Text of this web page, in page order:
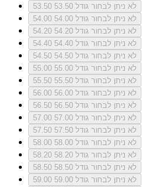
53.50
לא ניתן לבחור גודל 53.50
54.00
לא ניתן לבחור גודל 54.00
54.20
לא ניתן לבחור גודל 54.20
54.40
לא ניתן לבחור גודל 54.40
54.50
לא ניתן לבחור גודל 54.50
55.00
לא ניתן לבחור גודל 55.00
55.50
לא ניתן לבחור גודל 55.50
56.00
לא ניתן לבחור גודל 56.00
56.50
לא ניתן לבחור גודל 56.50
57.00
לא ניתן לבחור גודל 57.00
57.50
לא ניתן לבחור גודל 57.50
58.00
לא ניתן לבחור גודל 58.00
58.20
לא ניתן לבחור גודל 58.20
58.50
לא ניתן לבחור גודל 58.50
59.00
לא ניתן לבחור גודל 59.00